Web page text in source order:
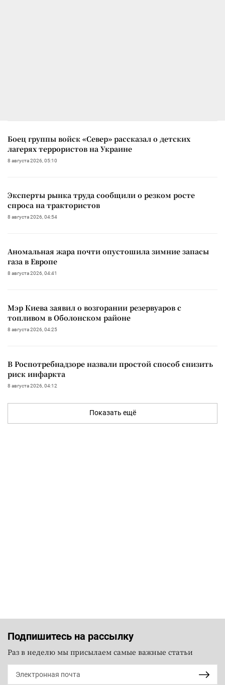
Боец группы войск «Север» рассказал о детских
лагерях террористов на Украине
8 августа 2026, 05:10
Эксперты рынка труда сообщили о резком росте
спроса на трактористов
8 августа 2026, 04:54
Аномальная жара почти опустошила зимние запасы
газа в Европе
8 августа 2026, 04:41
Мэр Киева заявил о возгорании резервуаров с
топливом в Оболонском районе
8 августа 2026, 04:25
В Роспотребнадзоре назвали простой способ снизить
риск инфаркта
8 августа 2026, 04:12
Показать ещё
Подпишитесь на рассылку
Раз в неделю мы присылаем самые важные статьи